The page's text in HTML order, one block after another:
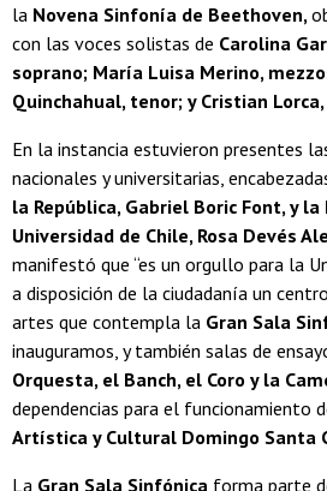
la Novena Sinfonía de Beethoven,
con las voces solistas de Carolina
soprano; María Luisa Merino,
Quinchahual, tenor; y Cristian
En la instancia estuvieron presentes
nacionales y universitarias,
la República, Gabriel Boric Font, y
Universidad de Chile, Rosa Devés
manifestó que “es un orgullo para la
a disposición de la ciudadanía un
artes que contempla la Gran Sala
inauguramos, y también salas de
Orquesta, el Banch, el Coro y la
dependencias para el funcionamiento
Artística y Cultural Domingo Santa
La Gran Sala Sinfónica forma parte